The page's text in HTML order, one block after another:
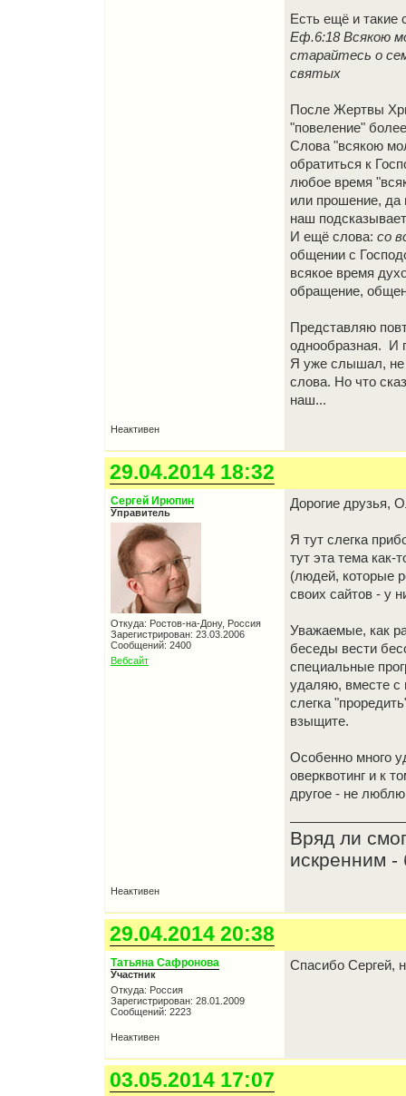
Есть ещё и такие
Еф.6:18 Всякою
старайтесь о
святых
После Жертвы
"повеление"
Слова "всякою
обратиться к
любое время
или прошение, да
наш
И ещё слова: со
общении с
всякое время
обращение,
Представляю
однообразная. И
Я уже слышал, не
слова. Но что
наш...
Неактивен
29.04.2014 18:32
Сергей Ирюпин
Управитель
Откуда: Ростов-на-Дону, Россия
Зарегистрирован: 23.03.2006
Сообщений: 2400
Вебсайт
Дорогие друзья,
Я тут слегка
тут эта тема как-
(людей, которые
своих сайтов - у
Уважаемые, как
беседы вести
специальные
удаляю, вместе с
слегка
взыщите.
Особенно много
оверквотинг и к
другое - не
Вряд ли
искренним -
Неактивен
29.04.2014 20:38
Татьяна Сафронова
Участник
Откуда: Россия
Зарегистрирован: 28.01.2009
Сообщений: 2223
Спасибо Сергей,
Неактивен
03.05.2014 17:07